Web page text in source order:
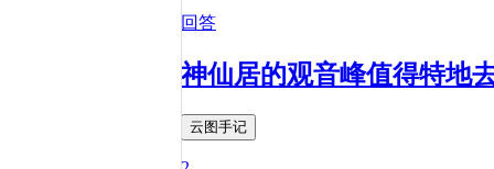
回答
神仙居的观音峰值得特地
云图手记